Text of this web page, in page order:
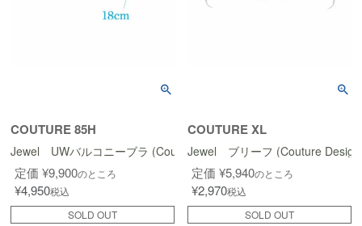
COUTURE 85H
Jewel UWバルコニーブラ (Couture Design)
定価 ¥9,900のところ
¥4,950税込
SOLD OUT
COUTURE XL
Jewel ブリーフ (Couture
定価 ¥5,940のところ
¥2,970税込
SOLD OUT